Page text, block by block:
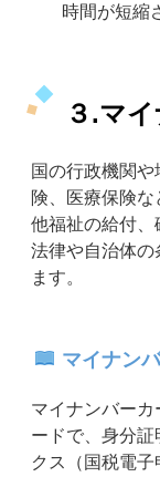
時間が短縮
３.マ
国の行政機関
険、医療保険
他福祉の給付、
法律や自治体
ます。
マイナン
マイナンバー
ードで、身分
クス（国税電